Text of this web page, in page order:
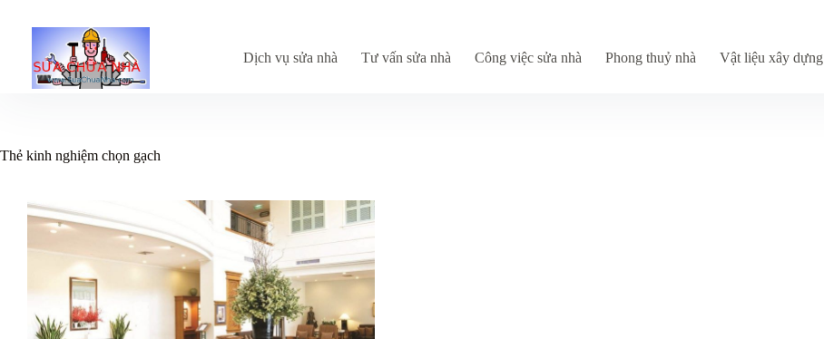
Dịch vụ sửa nhà Tư vấn sửa nhà Công việc sửa nhà Phong thuỷ nhà Vật liệu xây dựng
Thẻ kinh nghiệm chọn gạch